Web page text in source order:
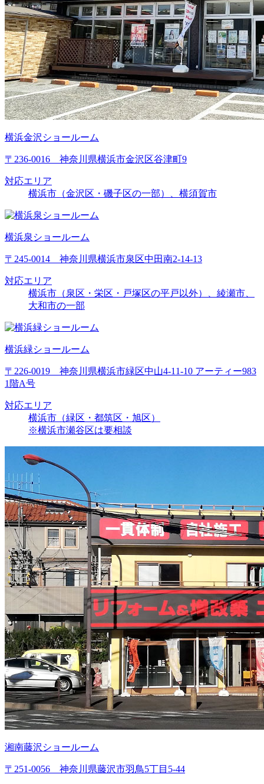
横浜金沢ショールーム
〒236-0016 神奈川県横浜市金沢区谷津町9
対応エリア
横浜市（金沢区・磯子区の一部）、横須賀市
横浜泉ショールーム
〒245-0014 神奈川県横浜市泉区中田南2-14-13
対応エリア
横浜市（泉区・栄区・戸塚区の平戸以外）、綾瀬市、
大和市の一部
横浜緑ショールーム
〒226-0019 神奈川県横浜市緑区中山4-11-10 アーティー983
1階A号
対応エリア
横浜市（緑区・都筑区・旭区）
※横浜市瀬谷区は要相談
湘南藤沢ショールーム
〒251-0056 神奈川県藤沢市羽鳥5丁目5-44